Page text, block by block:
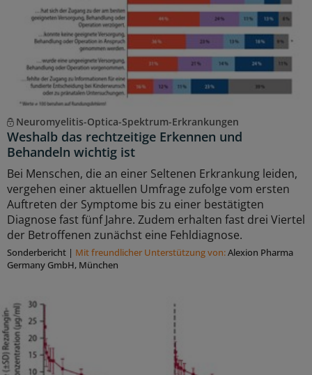
Neuromyelitis-Optica-Spektrum-Erkrankungen
Weshalb das rechtzeitige Erkennen und
Behandeln wichtig ist
Bei Menschen, die an einer Seltenen Erkrankung leiden,
vergehen einer aktuellen Umfrage zufolge vom ersten
Auftreten der Symptome bis zu einer bestätigten
Diagnose fast fünf Jahre. Zudem erhalten fast drei Viertel
der Betroffenen zunächst eine Fehldiagnose.
Sonderbericht | Mit freundlicher Unterstützung von:Alexion Pharma
Germany GmbH, München